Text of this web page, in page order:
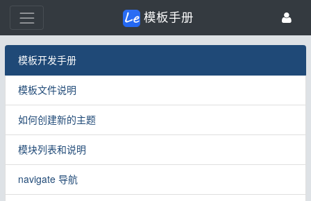
模板手册
模板开发手册
模板文件说明
如何创建新的主题
模块列表和说明
navigate 导航